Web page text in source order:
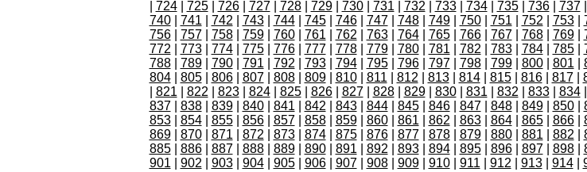
724| 725| 726| 727| 728| 729| 730| 731 732 733| 734| 735| 736| 737|
740| 741 742 743| 744| 745| 746| 747| 748| 749| 750| 751 752 753|
756| 757| 758| 759| 760| 761 762 763| 764| 765| 766| 767| 768| 769|
772
773| 774| 775| 776| 777| 778| 779| 780| 781 782 783| 784| 785|
788| 789| 790| 791 792 793| 794| 795| 796| 797| 798| 799| 800| 801
804| 805| 806| 807| 808| 809| 810| 811 812 813| 814| 815| 816| 817|
821 822 823| 824| 825| 826| 827| 828| 829| 830| 831 832 833| 834|
837| 838| 839| 840| 841 842 843| 844| 845| 846| 847| 848| 849| 850|
853| 854| 855| 856| 857| 858| 859| 860| 861 862 863| 864| 865| 866|
869| 870| 871 872 873| 874| 875| 876| 877| 878| 879| 880| 881 882
885| 886| 887| 888| 889| 890| 891 892 893| 894| 895| 896| 897| 898|
901
902 903| 904| 905| 906| 907| 908| 909| 910| 911 912 913| 914|